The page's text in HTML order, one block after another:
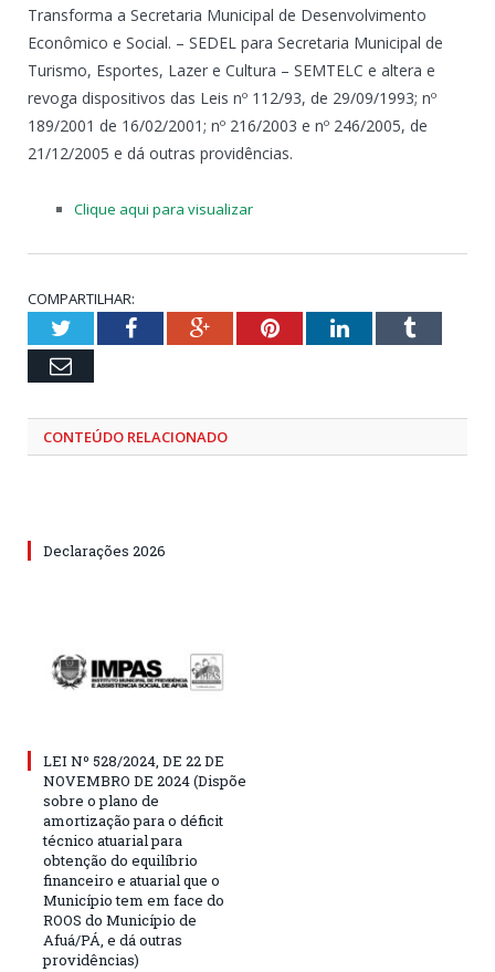
Transforma a Secretaria Municipal de Desenvolvimento
Econômico e Social. – SEDEL para Secretaria Municipal de
Turismo, Esportes, Lazer e Cultura – SEMTELC e altera e
revoga dispositivos das Leis nº 112/93, de 29/09/1993; nº
189/2001 de 16/02/2001; nº 216/2003 e nº 246/2005, de
21/12/2005 e dá outras providências.
Clique aqui para visualizar
COMPARTILHAR:
TwitterFacebookGoogle+PinterestLinkedInTumblr
Email
CONTEÚDO RELACIONADO
Declarações 2026
LEI Nº 528/2024, DE 22 DE
NOVEMBRO DE 2024 (Dispõe
sobre o plano de
amortização para o déficit
técnico atuarial para
obtenção do equilíbrio
financeiro e atuarial que o
Município tem em face do
ROOS do Município de
Afuá/PÁ, e dá outras
providências)